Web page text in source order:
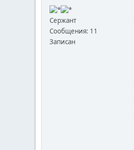
Сержант
Сообщения: 11
Записан